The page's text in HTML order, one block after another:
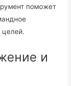
поможет
целей.
и